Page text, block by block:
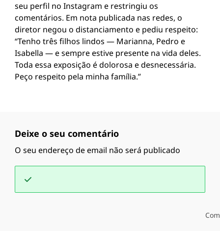
seu perfil no Instagram e restringiu os
comentários. Em nota publicada nas redes, o
diretor negou o distanciamento e pediu respeito:
“Tenho três filhos lindos — Marianna, Pedro e
Isabella — e sempre estive presente na vida deles.
Toda essa exposição é dolorosa e desnecessária.
Peço respeito pela minha família.”
Deixe o seu comentário
O seu endereço de email não será publicado